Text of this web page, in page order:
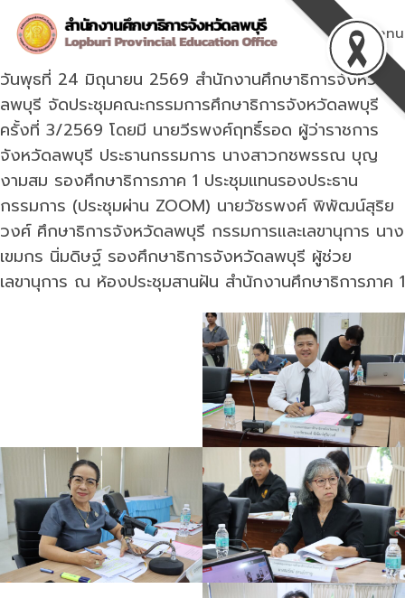
content
Menu
วันพุธที่ 24 มิถุนายน 2569 สำนักงานศึกษาธิการจังหวัด
ลพบุรี จัดประชุมคณะกรรมการศึกษาธิการจังหวัดลพบุรี
ครั้งที่ 3/2569 โดยมี นายวีรพงศ์ฤทธิ์รอด ผู้ว่าราชการ
จังหวัดลพบุรี ประธานกรรมการ นางสาวกชพรรณ บุญ
งามสม รองศึกษาธิการภาค 1 ประชุมแทนรองประธาน
กรรมการ (ประชุมผ่าน ZOOM) นายวัชรพงศ์ พิพัฒน์สุริย
วงศ์ ศึกษาธิการจังหวัดลพบุรี กรรมการและเลขานุการ นาง
เขมกร นิ่มดิษฐ์ รองศึกษาธิการจังหวัดลพบุรี ผู้ช่วย
เลขานุการ ณ ห้องประชุมสานฝัน สำนักงานศึกษาธิการภาค 1